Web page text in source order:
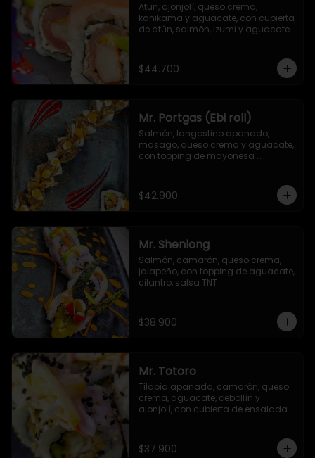
Atún, ajonjolí, queso crema,
kanikama y aguacate, con cubierta
de atún, salmón, Izumi y aguacate.
$44.700
Mr. Portgas (Ebi roll)
Salmón, langostino apanado,
masago, queso crema y aguacate,
con topping de mayonesa
$42.900
Mr. Shenlong
Salmón, camarón, queso crema,
jalapeño, con topping de aguacate,
cilantro, salsa TNT
$38.900
Mr. Totoro
Tilapia apanada, camarón, queso
crema, aguacate, cebollín y
ajonjolí, con cubierta de ensalada
$37.900